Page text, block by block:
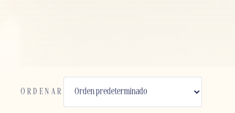
ORDENAR